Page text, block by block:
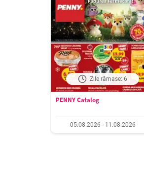
Zile rămase: 6
PENNY Catalog
05.08.2026 - 11.08.2026